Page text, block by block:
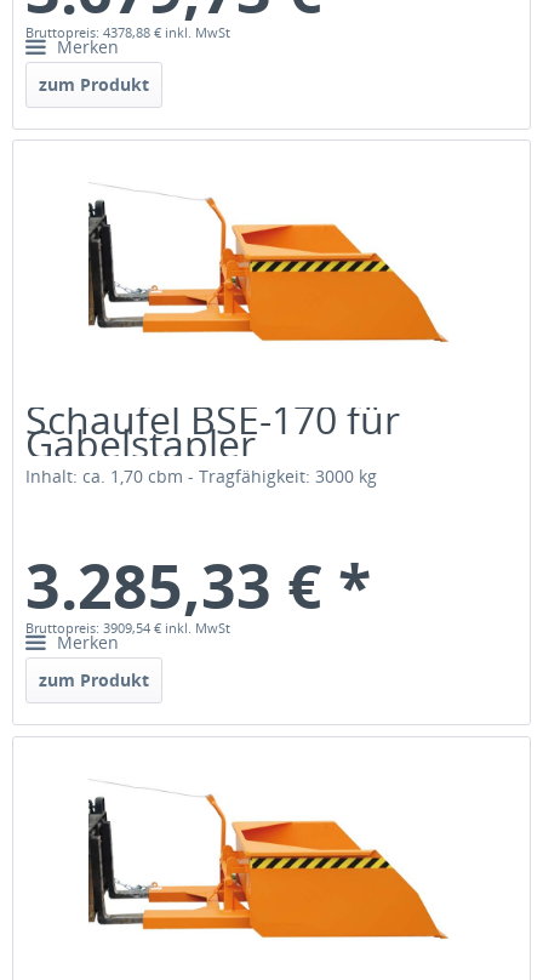
Bruttopreis: 4378,88 € inkl. MwSt
Merken
zum Produkt
Schaufel BSE-170 für
Gabelstapler
Inhalt: ca. 1,70 cbm - Tragfähigkeit: 3000 kg
3.285,33 € *
Bruttopreis: 3909,54 € inkl. MwSt
Merken
zum Produkt